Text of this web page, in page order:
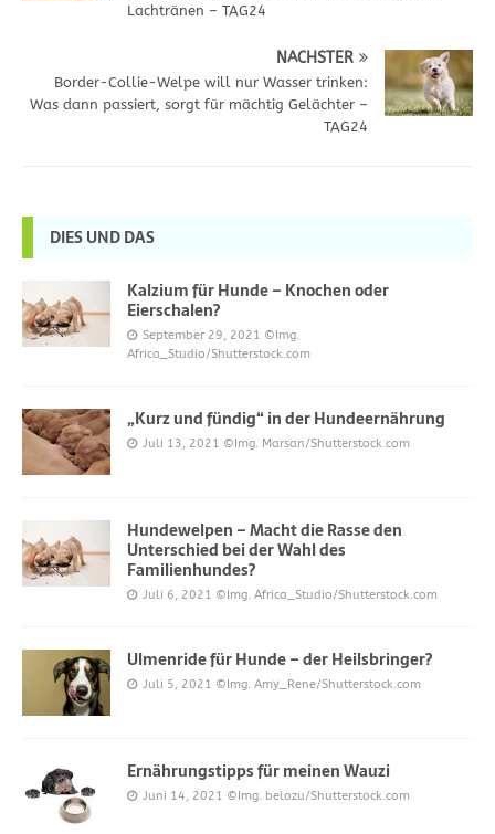
Lachtränen – TAG24
NÄCHSTER
Border-Collie-Welpe will nur Wasser trinken:
Was dann passiert, sorgt für mächtig Gelächter –
TAG24
DIES UND DAS
Kalzium für Hunde – Knochen oder
Eierschalen?
September 29, 2021 ©Img.
Africa_Studio/Shutterstock.com
„Kurz und fündig“ in der Hundeernährung
Juli 13, 2021 ©Img. Marsan/Shutterstock.com
Hundewelpen – Macht die Rasse den
Unterschied bei der Wahl des
Familienhundes?
Juli 6, 2021 ©Img. Africa_Studio/Shutterstock.com
Ulmenride für Hunde – der Heilsbringer?
Juli 5, 2021 ©Img. Amy_Rene/Shutterstock.com
Ernährungstipps für meinen Wauzi
Juni 14, 2021 ©Img. belozu/Shutterstock.com